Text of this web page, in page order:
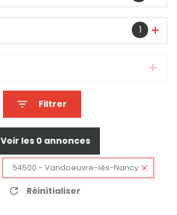
1
Filtrer
Voir les 0 annonces
54500 - Vandoeuvre-lès-Nancy
Réinitialiser